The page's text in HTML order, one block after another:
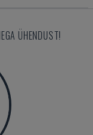
ÜHENDUST!